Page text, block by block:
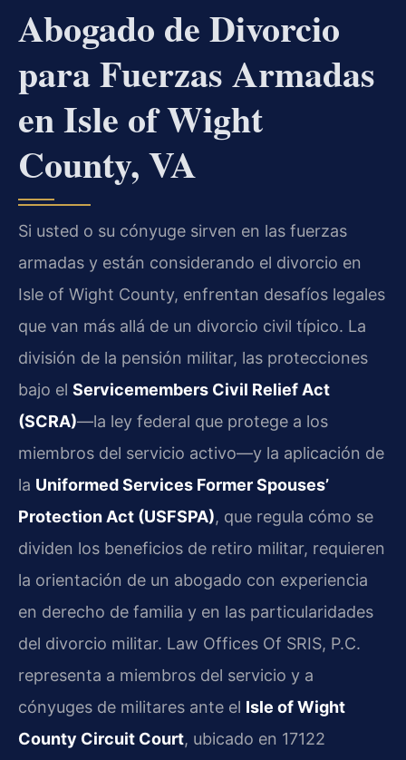
Abogado de Divorcio
para Fuerzas Armadas
en Isle of Wight
County, VA
Si usted o su cónyuge sirven en las fuerzas
armadas y están considerando el divorcio en
Isle of Wight County, enfrentan desafíos legales
que van más allá de un divorcio civil típico. La
división de la pensión militar, las protecciones
bajo el Servicemembers Civil Relief Act
(SCRA)—la ley federal que protege a los
miembros del servicio activo—y la aplicación de
la Uniformed Services Former Spouses’
Protection Act (USFSPA), que regula cómo se
dividen los beneficios de retiro militar, requieren
la orientación de un abogado con experiencia
en derecho de familia y en las particularidades
del divorcio militar. Law Offices Of SRIS, P.C.
representa a miembros del servicio y a
cónyuges de militares ante el Isle of Wight
County Circuit Court, ubicado en 17122